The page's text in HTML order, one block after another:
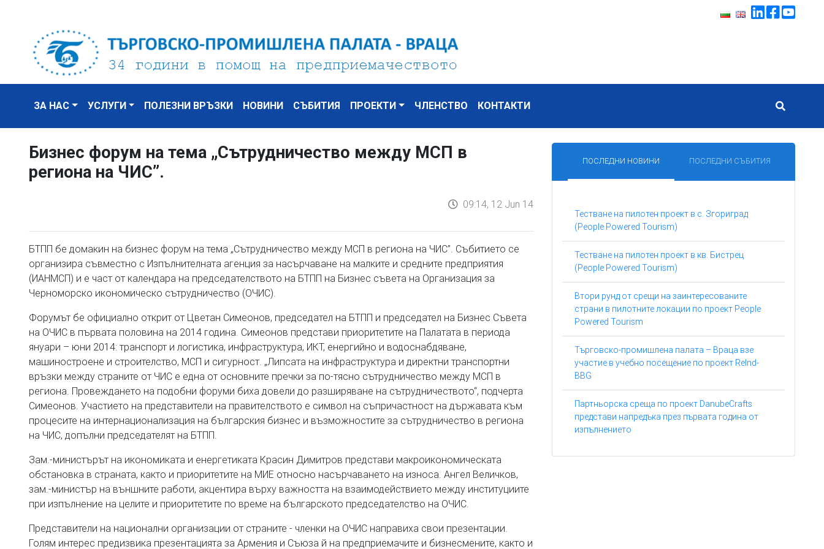
ЗА НАС УСЛУГИ ПОЛЕЗНИ ВРЪЗКИ НОВИНИ СЪБИТИЯ ПРОЕКТИ ЧЛЕНСТВО КОНТАКТИ
Бизнес форум на тема „Сътрудничество между МСП в
региона на ЧИС”.
09:14, 12 Jun 14
БТПП бе домакин на бизнес форум на тема „Сътрудничество между МСП в региона на ЧИС”. Събитието се
организира съвместно с Изпълнителната агенция за насърчаване на малките и средните предприятия
(ИАНМСП) и e част от календара на председателството на БТПП на Бизнес съвета на Организация за
Черноморско икономическо сътрудничество (ОЧИС).
Форумът бе официално открит от Цветан Симеонов, председател на БТПП и председател на Бизнес Съвета
на ОЧИС в първата половина на 2014 година. Симеонов представи приоритетите на Палатата в периода
януари – юни 2014: транспорт и логистика, инфраструктура, ИКТ, енергийно и водоснабдяване,
машиностроене и строителство, МСП и сигурност. „Липсата на инфраструктура и директни транспортни
връзки между страните от ЧИС е една от основните пречки за по-тясно сътрудничество между МСП в
региона. Провеждането на подобни форуми биха довели до разширяване на сътрудничеството“, подчерта
Симеонов. Участието на представители на правителството е символ на съпричастност на държавата към
процесите на интернационализация на българския бизнес и възможностите за сътрудничество в региона
на ЧИС, допълни председателят на БТПП.
Зам.-министърът на икономиката и енергетиката Красин Димитрoв представи макроикономическата
обстановка в страната, както и приоритетите на МИЕ относно насърчаването на износа. Ангел Величков,
зам.-министър на външните работи, акцентира върху важността на взаимодействието между институциите
при изпълнение на целите и приоритетите по време на българското председателство на ОЧИС.
Представители на национални организации от страните - членки на ОЧИС направиха свои презентации.
Голям интерес предизвика презентацията за Армения и Съюза й на предприемачите и бизнесмените, както и
ПОСЛЕДНИ НОВИНИ ПОСЛЕДНИ СЪБИТИЯ
Тестване на пилотен проект в с. Згориград
(People Powered Tourism)
Тестване на пилотен проект в кв. Бистрец
(People Powered Tourism)
Втори рунд от срещи на заинтересованите
страни в пилотните локации по проект People
Powered Tourism
Търговско-промишлена палата – Враца взе
участие в учебно посещение по проект ReInd-
BBG
Партньорска среща по проект DanubeCrafts
представи напредъка през първата година от
изпълнението